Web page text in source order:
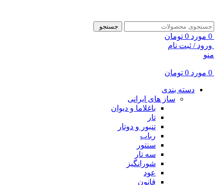
جستجو
0 مورد 0 تومان
ورود / ثبت نام
منو
0 مورد 0 تومان
دسته بندی
ساز های ایرانی
باغلاما و دیوان
تار
تنبور و دوتار
رباب
سنتور
سه تار
شورانگیز
عود
قانون